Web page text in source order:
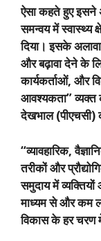
ऐसा कहते हुए इसने
समन्वय में स्वास्थ्य
दिया। इसके
और बढ़ावा देने के
कार्यकर्ताओं, और
आवश्यकता” व्यक्त
देखभाल (पीएचसी)
“व्यावहारिक,
तरीकों और
समुदाय में व्यक्तियों
माध्यम से और कम
विकास के हर